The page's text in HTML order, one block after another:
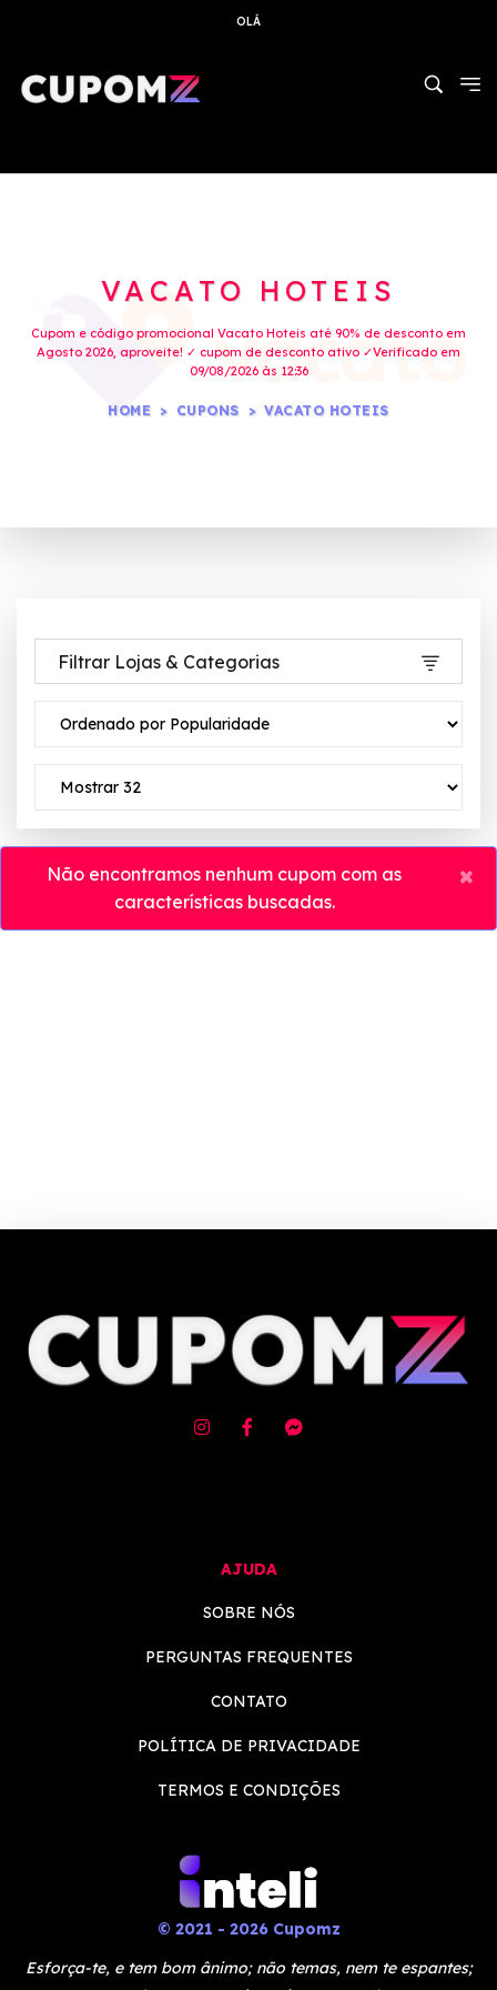
OLÁ
VACATO HOTEIS
Cupom e código promocional Vacato Hoteis até 90% de desconto em
Agosto 2026, aproveite! ✓ cupom de desconto ativo ✓Verificado em
09/08/2026 às 12:36
HOME CUPONS VACATO HOTEIS
Filtrar Lojas & Categorias
Não encontramos nenhum cupom com as
características buscadas.
×
AJUDA
SOBRE NÓS
PERGUNTAS FREQUENTES
CONTATO
POLÍTICA DE PRIVACIDADE
TERMOS E CONDIÇÕES
© 2021 - 2026 Cupomz
Esforça-te, e tem bom ânimo; não temas, nem te espantes;